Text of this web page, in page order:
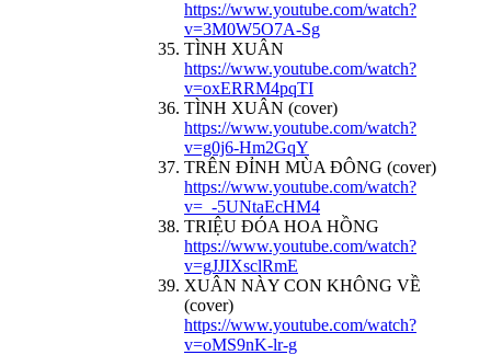
https://www.youtube.com/watch?
v=3M0W5O7A-Sg
TÌNH XUÂN
https://www.youtube.com/watch?
v=oxERRM4pqTI
TÌNH XUÂN (cover)
https://www.youtube.com/watch?
v=g0j6-Hm2GqY
TRÊN ĐỈNH MÙA ĐÔNG (cover)
https://www.youtube.com/watch?
v=_-5UNtaEcHM4
TRIỆU ĐÓA HOA HỒNG
https://www.youtube.com/watch?
v=gJJIXsclRmE
XUÂN NÀY CON KHÔNG VỀ
(cover)
https://www.youtube.com/watch?
v=oMS9nK-lr-g